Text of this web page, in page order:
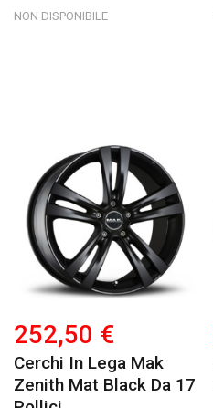
NON DISPONIBILE
252,50 €
Cerchi In Lega Mak
Zenith Mat Black Da 17